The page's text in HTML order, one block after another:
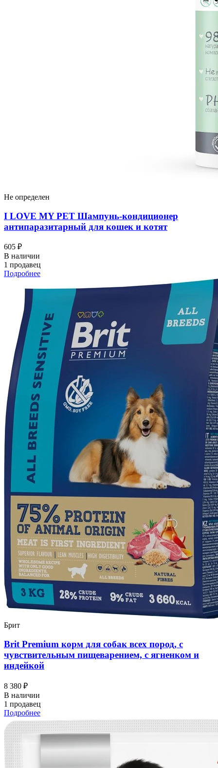
Не определен
I LOVЕ MY PET Шампунь-кондиционер
антипаразитарный для кошек и котят
605 ₽
В наличии
1 продавец
Подробнее
Брит
Brit Premium корм для собак всех пород, с
чувствительным пищеварением, с ягненком и
индейкой
8 380 ₽
В наличии
1 продавец
Подробнее